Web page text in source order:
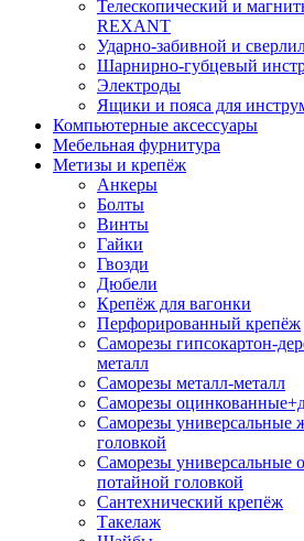
Телескопический и
REXANT
Ударно-забивной и
Шарнирно-губцевый
Электроды
Ящики и пояса для
Компьютерные аксессуары
Мебельная фурнитура
Метизы и крепёж
Анкеры
Болты
Винты
Гайки
Гвозди
Дюбели
Крепёж для вагонки
Перфорированный крепёж
Саморезы гипсокартон-
металл
Саморезы металл-металл
Саморезы
Саморезы универсальные
головкой
Саморезы универсальные
потайной головкой
Сантехнический крепёж
Такелаж